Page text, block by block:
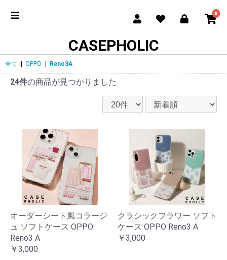
0
CASEPHOLIC
全て | OPPO | Reno3A
24件の商品が見つかりました
オーダーシート風コラージ
ュ ソフトケース OPPO
Reno3 A
￥3,000
クラシックフラワー ソフト
ケース OPPO Reno3 A
￥3,000